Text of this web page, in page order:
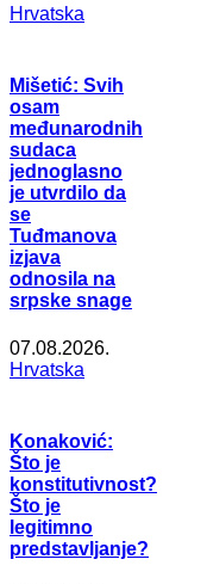
Hrvatska
Mišetić: Svih
osam
međunarodnih
sudaca
jednoglasno
je utvrdilo da
se
Tuđmanova
izjava
odnosila na
srpske snage
07.08.2026.
Hrvatska
Konaković:
Što je
konstitutivnost?
Što je
legitimno
predstavljanje?